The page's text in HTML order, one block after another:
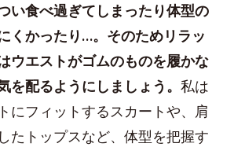
い食べ過ぎてしまったり体型の
くかったり…。そのためリラッ
ウエストがゴムのものを履かな
を配るようにしましょう。 私は
にフィットするスカートや、肩
たトップスなど、体型を把握す